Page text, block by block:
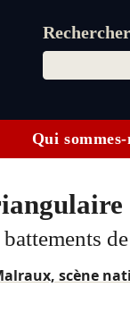
Qui sommes-
scène